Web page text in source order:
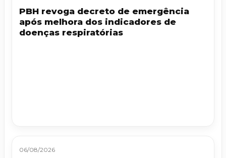
PBH revoga decreto de emergência
após melhora dos indicadores de
doenças respiratórias
06/08/2026